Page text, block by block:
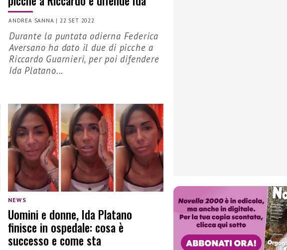
ANDREA SANNA |22 SET 2022
Durante la puntata odierna Federica
Aversano ha dato il due di picche a
Riccardo Guarnieri, per poi difendere
Ida Platano...
NEWS
Uomini e donne, Ida Platano
finisce in ospedale: cosa è
successo e come sta